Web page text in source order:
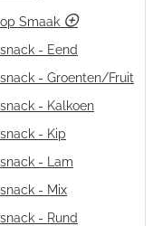
Smaak
- Eend
- Groenten/Fruit
- Kalkoen
- Kip
- Lam
- Mix
- Rund